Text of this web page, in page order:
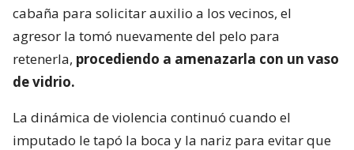
cabaña para solicitar auxilio a los vecinos, el
agresor la tomó nuevamente del pelo para
retenerla, procediendo a amenazarla con un vaso
de vidrio.
La dinámica de violencia continuó cuando el
imputado le tapó la boca y la nariz para evitar que